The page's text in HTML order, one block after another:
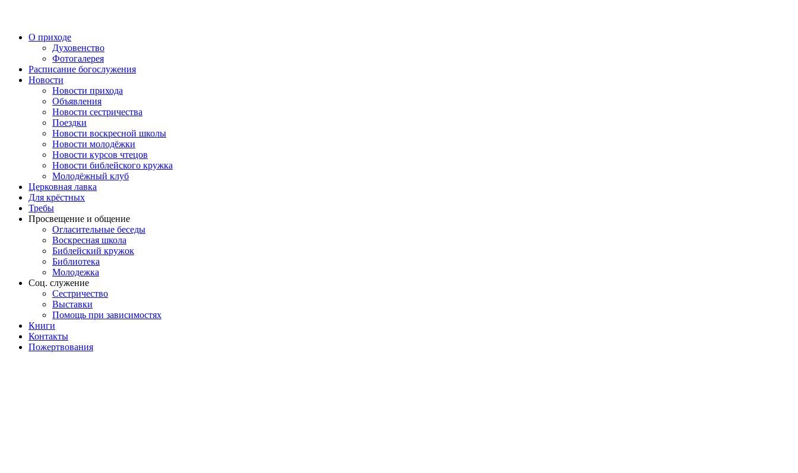
О приходе
Духовенство
Фотогалерея
Расписание богослужения
Новости
Новости прихода
Объявления
Новости сестричества
Поездки
Новости воскресной школы
Новости молодёжки
Новости курсов чтецов
Новости библейского кружка
Молодёжный клуб
Церковная лавка
Для крёстных
Требы
Просвещение и общение
Огласительные беседы
Воскресная школа
Библейский кружок
Библиотека
Молодежка
Соц. служение
Сестричество
Выставки
Помощь при зависимостях
Книги
Контакты
Пожертвования